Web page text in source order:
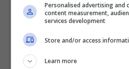
La serie, come
sulla
Chiara
Mascino) che ha un
Personalised advertising and
content measurement,
services development
Store and/or access
Learn more